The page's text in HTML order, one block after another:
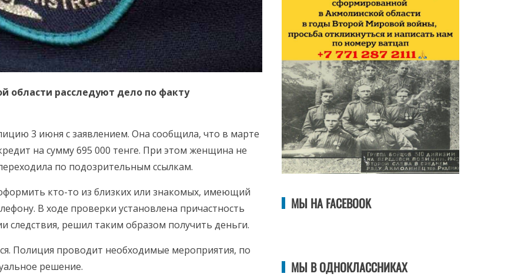
области расследуют дело по факту
3 июня с заявлением. Она сообщила, что в марте
на сумму 695 000 тенге. При этом женщина не
по подозрительным ссылкам.
кто-то из близких или знакомых, имеющий
В ходе проверки установлена причастность
следствия, решил таким образом получить деньги.
Полиция проводит необходимые мероприятия, по
решение.
МЫ НА FACEBOOK
МЫ В ОДНОКЛАССНИКАХ